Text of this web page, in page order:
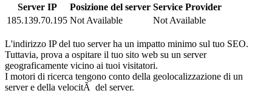
Server IP Posizione del server Service Provider
185.139.70.195 Not Available Not Available
L'indirizzo IP del tuo server ha un impatto minimo sul tuo SEO.
Tuttavia, prova a ospitare il tuo sito web su un server
geograficamente vicino ai tuoi visitatori.
I motori di ricerca tengono conto della geolocalizzazione di un
server e della velocitÃ del server.